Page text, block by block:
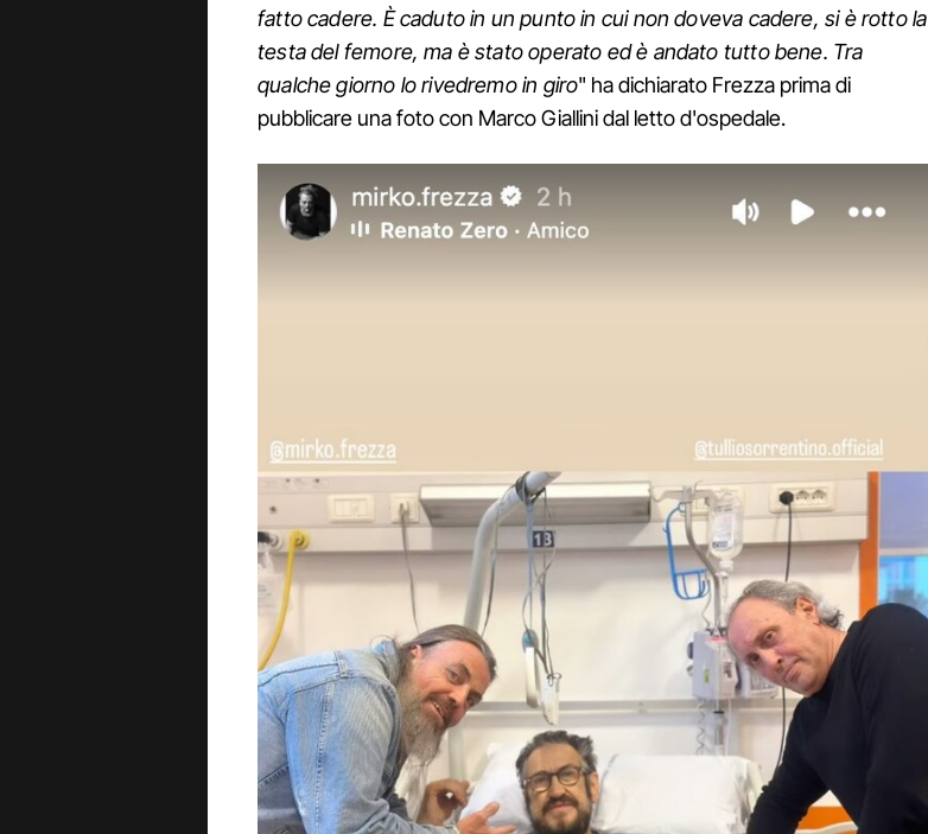
fatto cadere. È caduto in un punto in cui non doveva cadere, si è rotto la
testa del femore, ma è stato operato ed è andato tutto bene. Tra
qualche giorno lo rivedremo in giro" ha dichiarato Frezza prima di
pubblicare una foto con Marco Giallini dal letto d'ospedale.